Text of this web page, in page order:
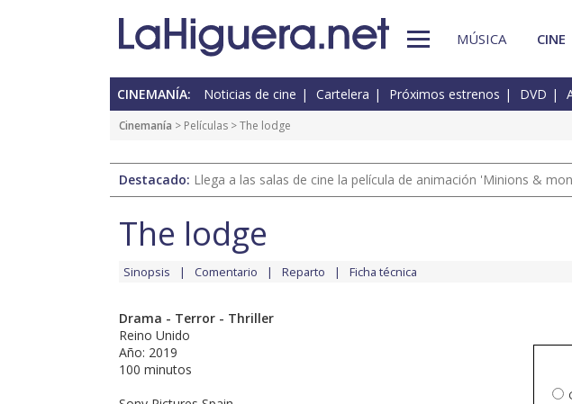
MÚSICA CINE
CINEMANÍA: Noticias de cine Cartelera Próximos estrenos DVD
Cinemanía > Películas > The lodge
Destacado: Llega a las salas de cine la película de animación 'Minions &
The lodge
Sinopsis Comentario Reparto Ficha técnica
Drama - Terror - Thriller
Reino Unido
Año: 2019
100 minutos